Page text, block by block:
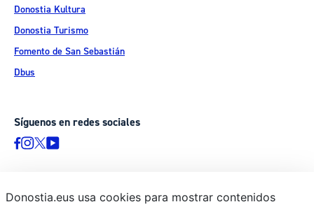
Donostia Kultura
Donostia Turismo
Fomento de San Sebastián
Dbus
Síguenos en redes sociales
Donostia.eus usa cookies para mostrar contenidos